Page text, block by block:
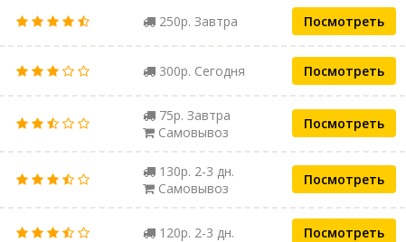
250р. Завтра Посмотреть
300р. Сегодня Посмотреть
75р. Завтра
Самовывоз
Посмотреть
130р. 2-3 дн.
Самовывоз
Посмотреть
120р. 2-3 дн. Посмотреть